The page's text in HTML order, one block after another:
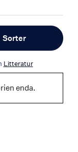
Sorter
Litteratur
enda.